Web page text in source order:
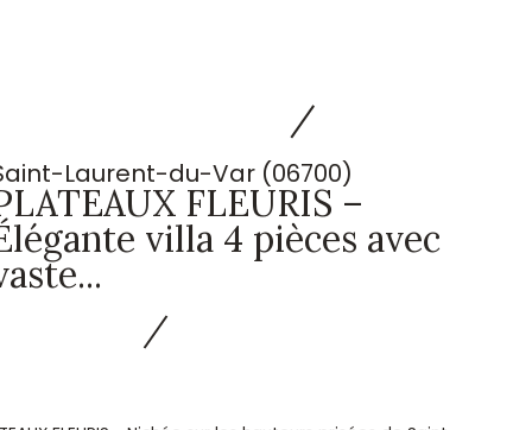
Laurent-du-Var (06700)
FLEURIS –
villa 4 pièces avec